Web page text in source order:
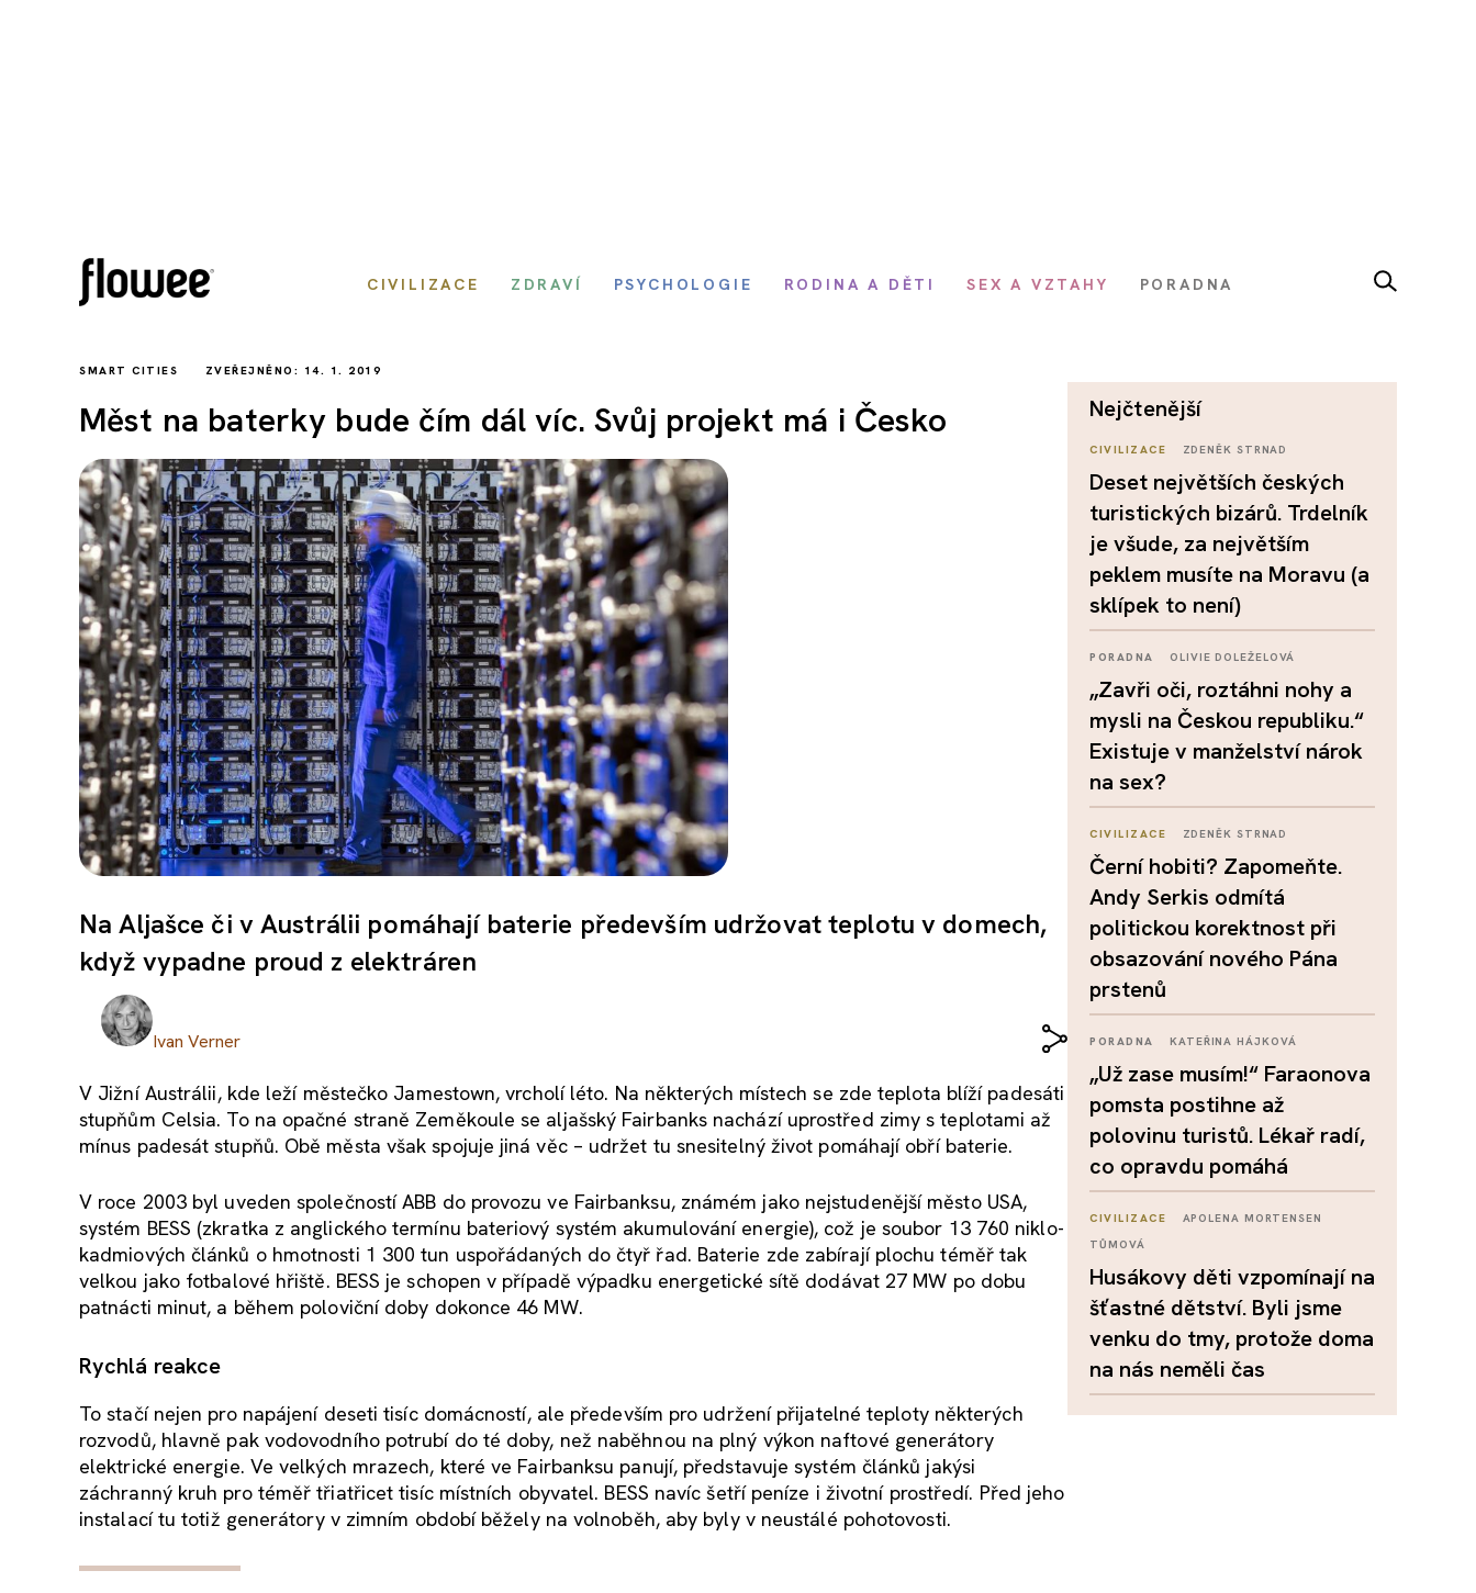
CIVILIZACE ZDRAVÍ PSYCHOLOGIE RODINA A DĚTI SEX A VZTAHY PORADNA
SMART CITIES ZVEŘEJNĚNO: 14. 1. 2019
Měst na baterky bude čím dál víc. Svůj projekt má i Česko
Na Aljašce či v Austrálii pomáhají baterie především udržovat teplotu v domech,
když vypadne proud z elektráren
Ivan Verner
V Jižní Austrálii, kde leží městečko Jamestown, vrcholí léto. Na některých místech se zde teplota blíží padesáti
stupňům Celsia. To na opačné straně Zeměkoule se aljašský Fairbanks nachází uprostřed zimy s teplotami až
mínus padesát stupňů. Obě města však spojuje jiná věc – udržet tu snesitelný život pomáhají obří baterie.
V roce 2003 byl uveden společností ABB do provozu ve Fairbanksu, známém jako nejstudenější město USA,
systém BESS (zkratka z anglického termínu bateriový systém akumulování energie), což je soubor 13 760 niklo-
kadmiových článků o hmotnosti 1 300 tun uspořádaných do čtyř řad. Baterie zde zabírají plochu téměř tak
velkou jako fotbalové hřiště. BESS je schopen v případě výpadku energetické sítě dodávat 27 MW po dobu
patnácti minut, a během poloviční doby dokonce 46 MW.
Rychlá reakce
To stačí nejen pro napájení deseti tisíc domácností, ale především pro udržení přijatelné teploty některých
rozvodů, hlavně pak vodovodního potrubí do té doby, než naběhnou na plný výkon naftové generátory
elektrické energie. Ve velkých mrazech, které ve Fairbanksu panují, představuje systém článků jakýsi
záchranný kruh pro téměř třiatřicet tisíc místních obyvatel. BESS navíc šetří peníze i životní prostředí. Před jeho
instalací tu totiž generátory v zimním období běžely na volnoběh, aby byly v neustálé pohotovosti.
nejčtenější
CIVILIZACE ZDENĚK STRNAD
Deset největších českých
turistických bizárů. Trdelník
je všude, za největším
peklem musíte na Moravu (a
sklípek to není)
PORADNA OLIVIE DOLEŽELOVÁ
„Zavři oči, roztáhni nohy a
mysli na Českou republiku.“
Existuje v manželství nárok
na sex?
CIVILIZACE ZDENĚK STRNAD
Černí hobiti? Zapomeňte.
Andy Serkis odmítá
politickou korektnost při
obsazování nového Pána
prstenů
PORADNA KATEŘINA HÁJKOVÁ
„Už zase musím!“ Faraonova
pomsta postihne až
polovinu turistů. Lékař radí,
co opravdu pomáhá
CIVILIZACE
APOLENA MORTENSEN
TŮMOVÁ
Husákovy děti vzpomínají na
šťastné dětství. Byli jsme
venku do tmy, protože doma
na nás neměli čas